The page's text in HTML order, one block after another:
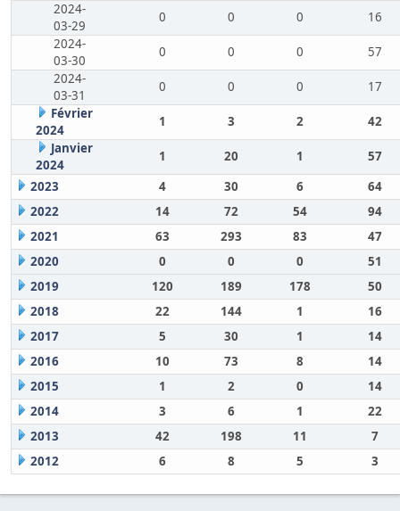
2024-
03-29
0 0 0
16
2024-
03-30
0 0 0
57
2024-
03-31
0 0 0
17
Février
2024
1 3 2
42
Janvier
2024
1 20 1
57
2023
4 30 6
64
2022
14 72 54
94
2021
63 293 83
47
2020
0 0 0
51
2019
120 189 178
50
2018
22 144 1
16
2017
5 30 1
14
2016
10 73 8
14
2015
1 2 0
14
2014
3 6 1
22
2013
42 198 11
7
2012
6 8 5 3